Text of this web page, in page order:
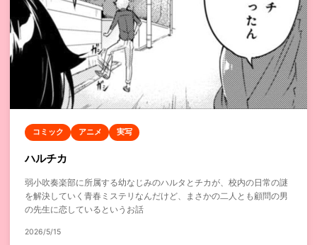
コミック アニメ 実写
ハルチカ
弱小吹奏楽部に所属する幼なじみのハルタとチカが、校内の日常の謎
を解決していく青春ミステリなんだけど、まさかの二人とも顧問の男
の先生に恋しているというお話
2026/5/15